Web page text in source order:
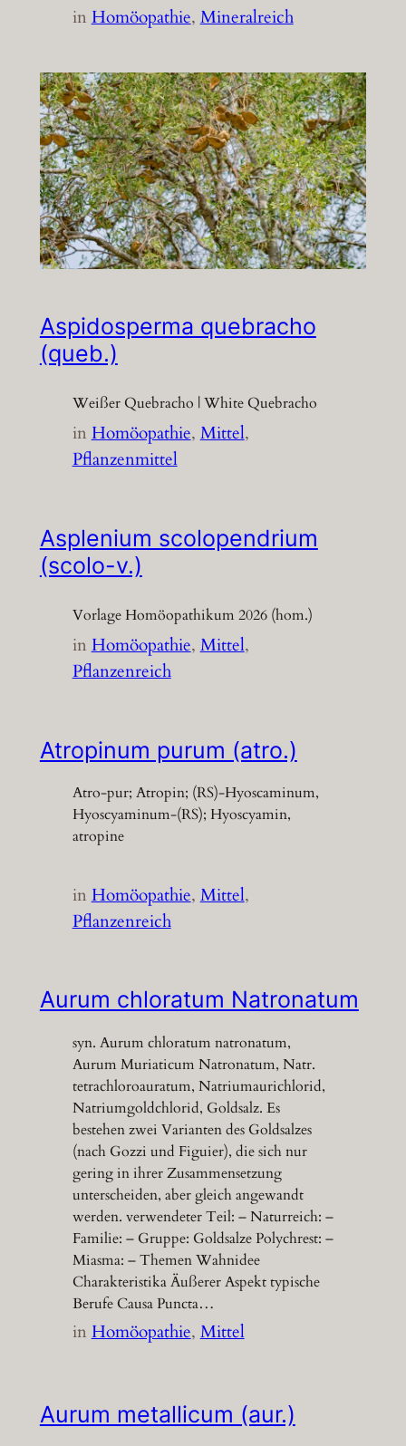
inHomöopathie, Mineralreich
Aspidosperma quebracho
(queb.)
Weißer Quebracho | White Quebracho
inHomöopathie, Mittel
Pflanzenmittel
Asplenium scolopendrium
(scolo-v.)
Vorlage Homöopathikum 2026 (hom.)
inHomöopathie, Mittel
Pflanzenreich
Atropinum purum (atro.)
Atro-pur; Atropin; (RS)-Hyoscaminum,
Hyoscyaminum-(RS); Hyoscyamin,
atropine
inHomöopathie, Mittel
Pflanzenreich
Aurum chloratum Natronatum
syn. Aurum chloratum natronatum,
Aurum Muriaticum Natronatum, Natr.
tetrachloroauratum, Natriumaurichlorid,
Natriumgoldchlorid, Goldsalz. Es
bestehen zwei Varianten des Goldsalzes
(nach Gozzi und Figuier), die sich nur
gering in ihrer Zusammensetzung
unterscheiden, aber gleich angewandt
werden. verwendeter Teil: – Naturreich: –
Familie: – Gruppe: Goldsalze Polychrest: –
Miasma: – Themen Wahnidee
Charakteristika Äußerer Aspekt typische
Berufe Causa Puncta…
inHomöopathie, Mittel
Aurum metallicum (aur.)